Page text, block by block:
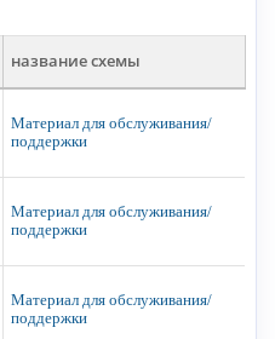
название схемы
Материал для обслуживания/
поддержки
Материал для обслуживания/
поддержки
Материал для обслуживания/
поддержки